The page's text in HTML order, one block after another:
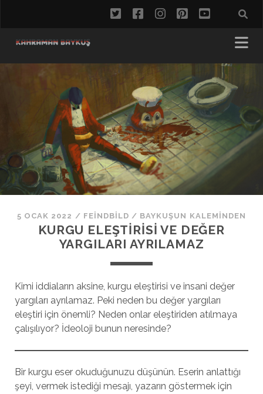
twitterfacebookinstagram
pinterest
youtube
5 OCAK 2022 / FEINDBILD / BAYKUŞUN KALEMINDEN
KURGU ELEŞTIRISI VE DEĞER
YARGILARI AYRILAMAZ
Kimi iddiaların aksine, kurgu eleştirisi ve insani değer
yargıları ayrılamaz. Peki neden bu değer yargıları
eleştiri için önemli? Neden onlar eleştiriden atılmaya
çalışılıyor? İdeoloji bunun neresinde?
Bir kurgu eser okuduğunuzu düşünün. Eserin anlattığı
şeyi, vermek istediği mesajı, yazarın göstermek için